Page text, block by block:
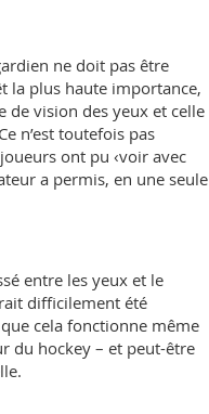
ne doit pas être
la plus haute importance,
de vision des yeux et celle
n’est toutefois pas
ont pu ‹voir avec
a permis, en une seule
entre les yeux et le
difficilement été
cela fonctionne même
du hockey – et peut-être